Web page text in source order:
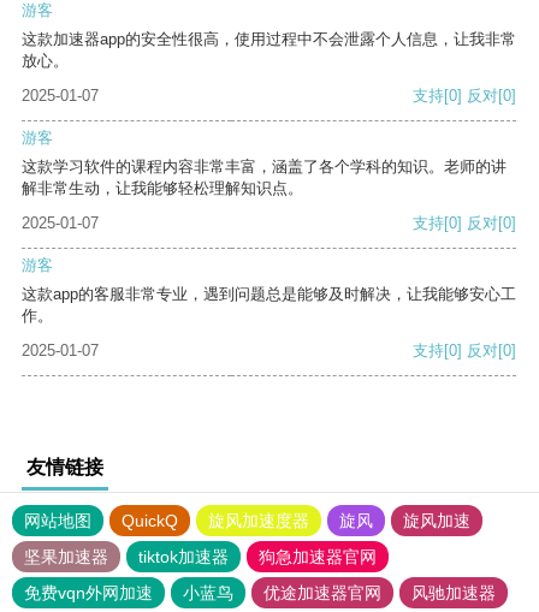
游客
这款加速器app的安全性很高，使用过程中不会泄露个人信息，让我非常
放心。
2025-01-07
支持[0] 反对[0]
游客
这款学习软件的课程内容非常丰富，涵盖了各个学科的知识。老师的讲
解非常生动，让我能够轻松理解知识点。
2025-01-07
支持[0] 反对[0]
游客
这款app的客服非常专业，遇到问题总是能够及时解决，让我能够安心工
作。
2025-01-07
支持[0] 反对[0]
友情链接
网站地图 QuickQ 旋风加速度器 旋风
旋风加速
坚果加速器
tiktok加速器
狗急加速器官网
免费vqn外网加速
小蓝鸟 优途加速器官网 风驰加速器